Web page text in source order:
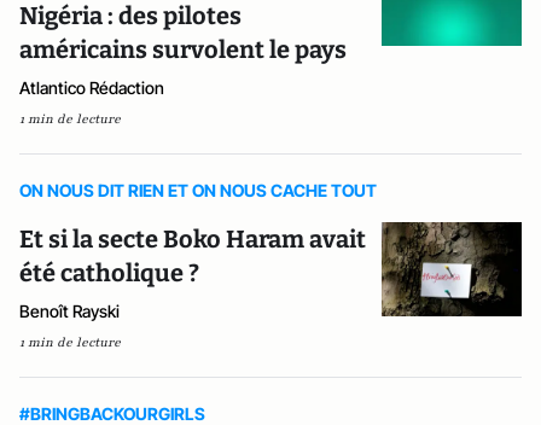
Nigéria : des pilotes
américains survolent le pays
Atlantico Rédaction
1 min de lecture
ON NOUS DIT RIEN ET ON NOUS CACHE TOUT
Et si la secte Boko Haram avait
été catholique ?
Benoît Rayski
1 min de lecture
#BRINGBACKOURGIRLS